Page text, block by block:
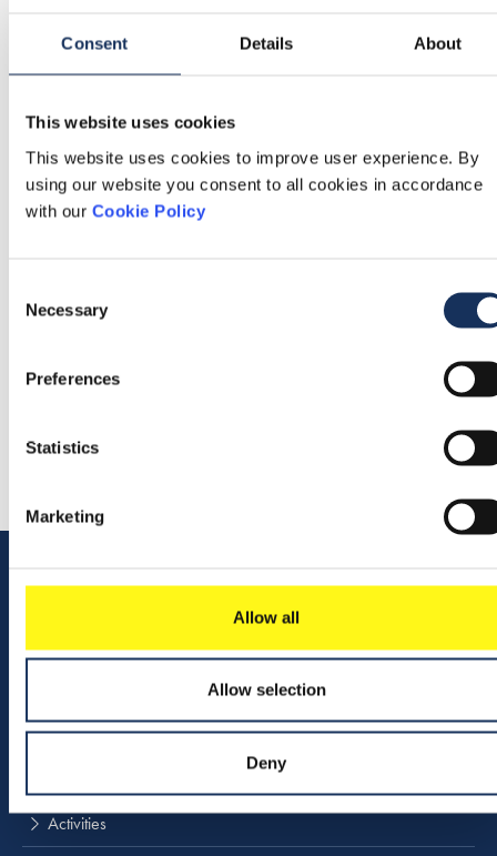
Consent Details About
This website uses cookies
This website uses cookies to improve user experience. By
using our website you consent to all cookies in accordance
with our Cookie Policy
Selection
Necessary
Preferences
Statistics
Marketing
Allow all
Allow selection
Deny
Lees meer
Samenvatting
Leer meer
Deel dit
Contact us
Activities